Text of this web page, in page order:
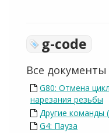
g-code
Все документы
G80: Отмена
нарезания резьбы
Другие команды
G4: Пауза